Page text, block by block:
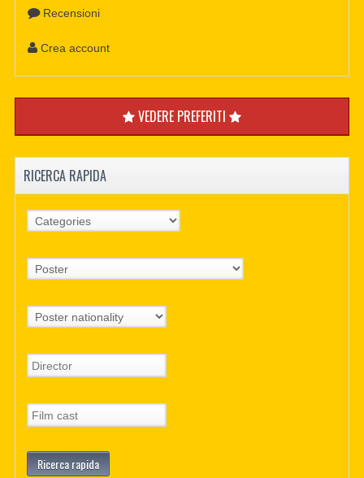
Recensioni
Crea account
VEDERE PREFERITI
RICERCA RAPIDA